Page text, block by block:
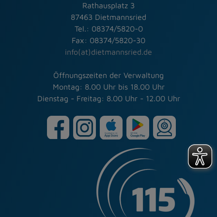
Rathausplatz 3
87463 Dietmannsried
Tel.: 08374/5820-0
Fax: 08374/5820-30
info(at)dietmannsried.de
Öffnungszeiten der Verwaltung
Montag: 8.00 Uhr bis 18.00 Uhr
Dienstag - Freitag: 8.00 Uhr - 12.00 Uhr